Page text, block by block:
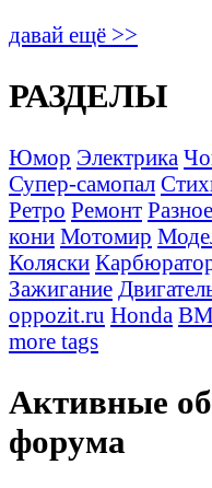
давай ещё >>
РАЗДЕЛЫ
Юмор Электрика
Супер-самопал
Ретро Ремонт Разное
кони Мотомир
Коляски
Зажигание
oppozit.ru Honda
more tags
Активные
форума